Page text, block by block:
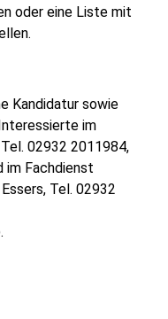
oder eine Liste mit
Kandidatur sowie
im
02932 2011984,
im Fachdienst
Tel. 02932